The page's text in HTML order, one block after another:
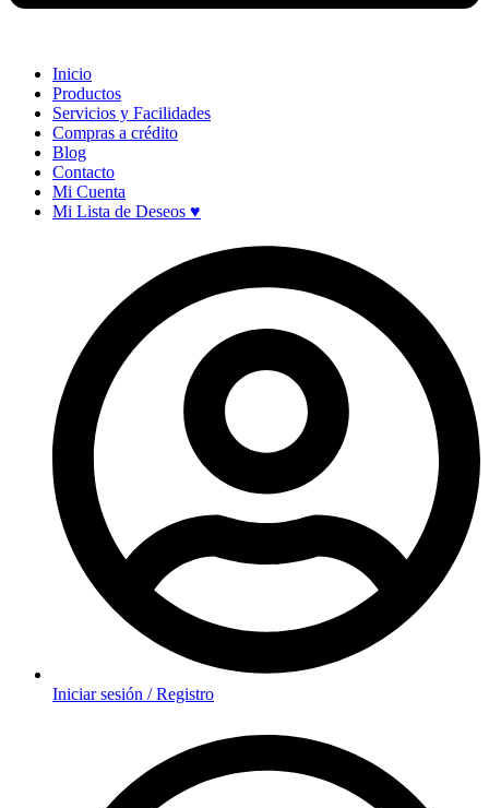
Inicio
Productos
Servicios y Facilidades
Compras a crédito
Blog
Contacto
Mi Cuenta
Mi Lista de Deseos ♥
Iniciar sesión / Registro